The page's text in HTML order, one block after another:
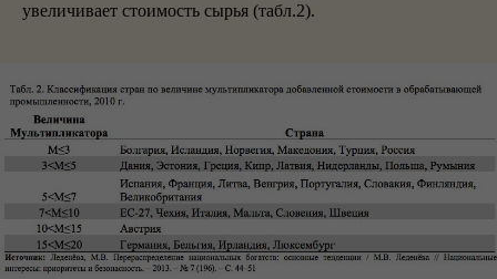
увеличивает стоимость сырья (табл.2).